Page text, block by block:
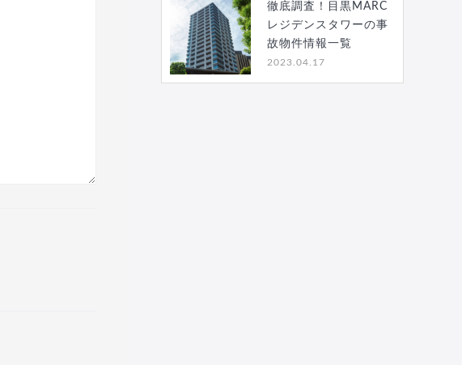
徹底調査！目黒MARC
レジデンスタワーの事
故物件情報一覧
2023.04.17